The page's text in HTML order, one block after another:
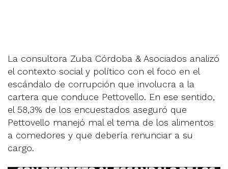
La consultora Zuba Córdoba & Asociados analizó
el contexto social y político con el foco en el
escándalo de corrupción que involucra a la
cartera que conduce Pettovello. En ese sentido,
el 58,3% de los encuestados aseguró que
Pettovello manejó mal el tema de los alimentos
a comedores y que debería renunciar a su
cargo.